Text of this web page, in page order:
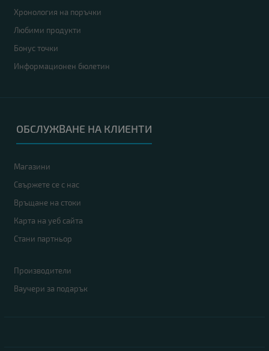
Хронология на поръчки
Любими продукти
Бонус точки
Информационен бюлетин
ОБСЛУЖВАНЕ НА КЛИЕНТИ
Магазини
Свържете се с нас
Връщане на стоки
Карта на уеб сайта
Стани партньор
Производители
Ваучери за подарък